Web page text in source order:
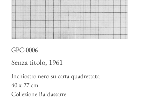
GPC-0006
Senza titolo, 1961
Inchiostro nero su carta quadrettata
40 x 27 cm
Collezione Baldassarre